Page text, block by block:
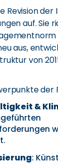
Revision der
auf. Sie
aus,
von
der
&
: